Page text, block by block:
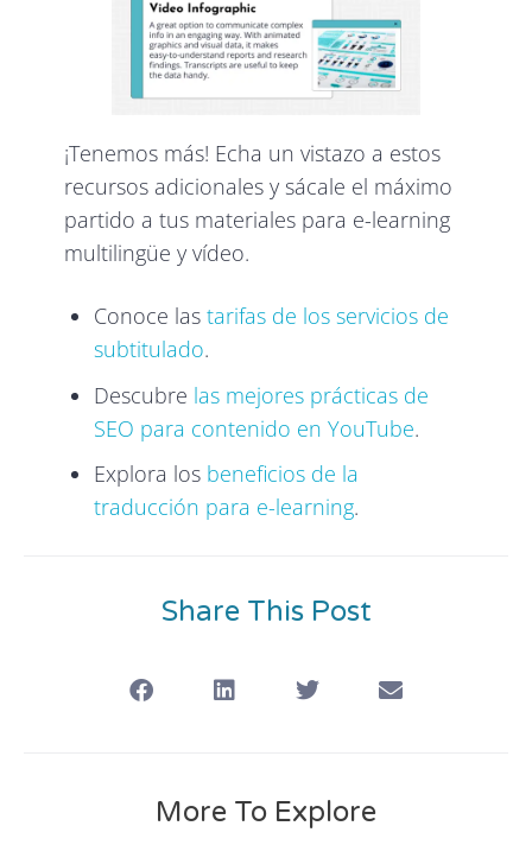
¡Tenemos más! Echa un vistazo a estos
recursos adicionales y sácale el máximo
partido a tus materiales para e-learning
multilingüe y vídeo.
Conoce lastarifas de los servicios de
subtitulado.
Descubre las mejores prácticas de
SEO para contenido en YouTube.
Explora los beneficios de la
traducción para e-learning.
Share This Post
More To Explore